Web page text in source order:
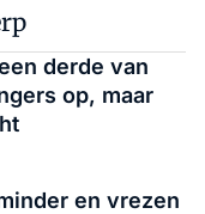
derde van
op, maar
en vrezen